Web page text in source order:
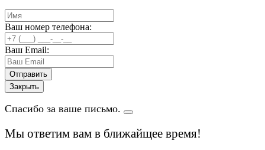
Ваш номер телефона:
Ваш Email:
Закрыть
Спасибо за ваше письмо.
Мы ответим вам в ближайщее время!